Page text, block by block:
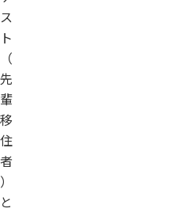
ス
ト
（
先
輩
移
住
者
）
と